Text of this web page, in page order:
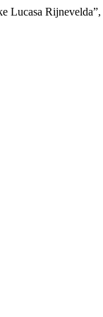
Lucasa Rijnevelda”,